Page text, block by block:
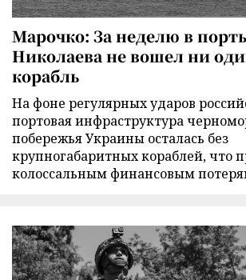
Марочко: За неделю в
Николаева не вошел ни
корабль
На фоне регулярных ударов
портовая инфраструктура
побережья Украины осталась без
крупногабаритных кораблей, что
колоссальным финансовым